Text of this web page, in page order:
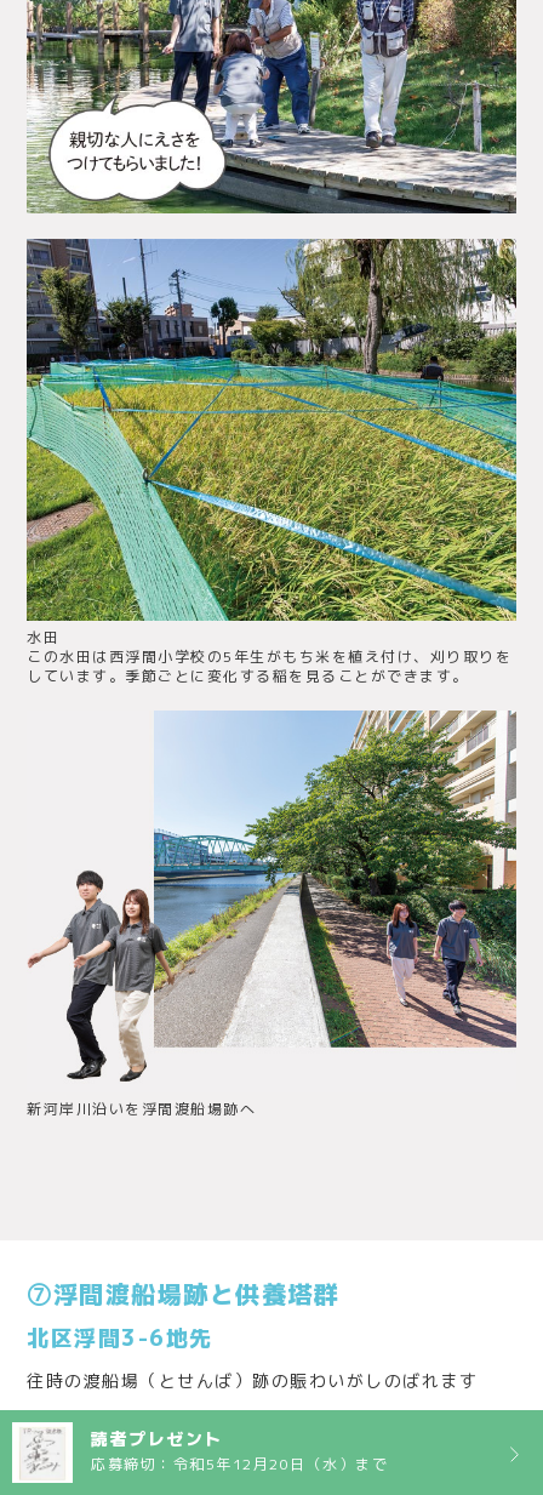
読者プレゼント
応募締切：令和5年12月20日（水）まで
水田
この水田は西浮間小学校の5年生がもち米を植え付け、刈り取りを
しています。季節ごとに変化する稲を見ることができます。
新河岸川沿いを浮間渡船場跡へ
⑦浮間渡船場跡と供養塔群
北区浮間3-6地先
往時の渡船場（とせんば）跡の賑わいがしのばれます
ここにはかつて荒川の渡船場があり、対岸の板橋区とを結
んでいました。渡船場は浮間村が運営し、船賃は村の道の